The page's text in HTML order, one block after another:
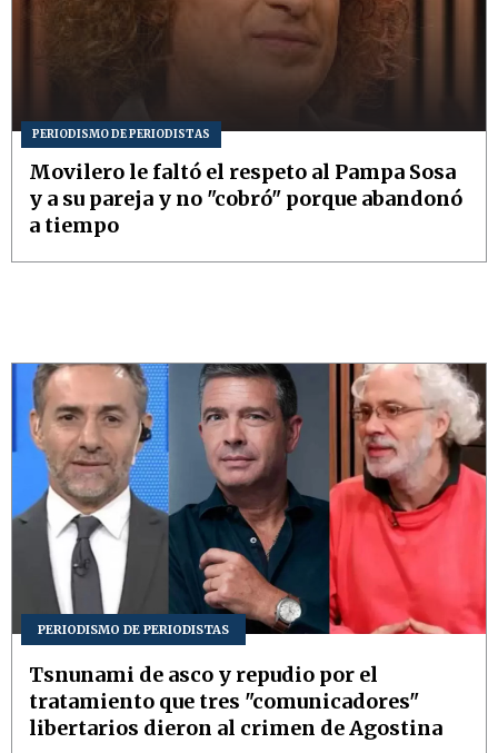
PERIODISMO DE PERIODISTAS
Movilero le faltó el respeto al Pampa Sosa
y a su pareja y no "cobró" porque abandonó
a tiempo
PERIODISMO DE PERIODISTAS
Tsnunami de asco y repudio por el
tratamiento que tres "comunicadores"
libertarios dieron al crimen de Agostina